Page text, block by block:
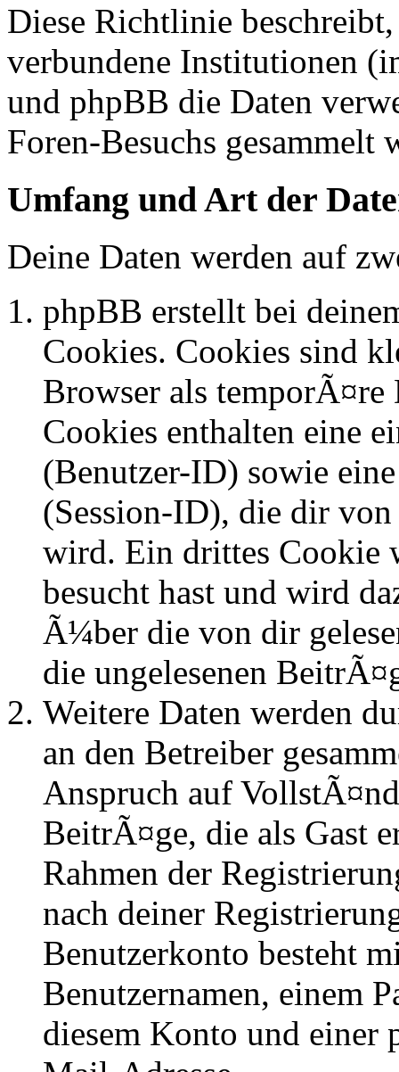
Diese Richtlinie
verbundene Institutionen
und phpBB die Daten
Foren-Besuchs gesammelt
Umfang und Art der
Deine Daten werden auf
phpBB erstellt bei
Cookies. Cookies sind
Browser als temporÃ¤re
Cookies enthalten eine
(Benutzer-ID) sowie
(Session-ID), die dir
wird. Ein drittes Cookie
besucht hast und wird
Ã¼ber die von dir
die ungelesenen
Weitere Daten werden
an den Betreiber
Anspruch auf
BeitrÃ¤ge, die als Gast
Rahmen der
nach deiner
Benutzerkonto besteht
Benutzernamen, einem
diesem Konto und